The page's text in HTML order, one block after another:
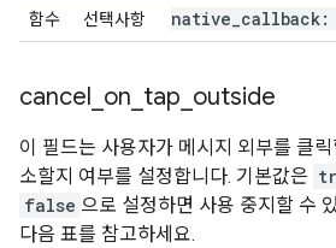
함수 선택사항 native callback:
cancel on tap outside
이 필드는 사용자가 메시지 외부를 클
소할지 여부를 설정합니다. 기본값은
false 으로 설정하면 사용 중지할 수
다음 표를 참고하세요.